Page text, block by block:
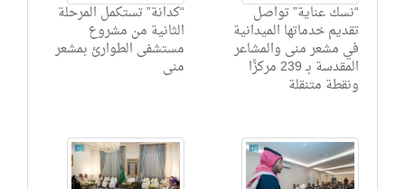
“كدانة” تستكمل المرحلة
الثانية من مشروع
مستشفى الطوارئ بمشعر
منى
“نسك عناية” تواصل
تقديم خدماتها الميدانية
في مشعر منى والمشاعر
المقدسة بـ 239 مركزًا
ونقطة متنقلة